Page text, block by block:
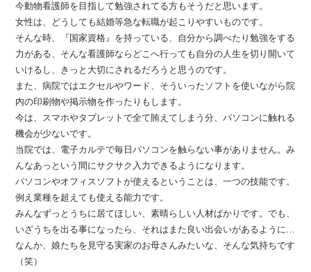
今動物看護師を目指して勉強されてる方もそうだと思います。
女性は、どうしても結婚等急な転職が起こりやすいものです。
そんな時、『国家資格』を持っている、自分から調べたり勉強をする
力がある、そんな看護師ならどこへ行っても自分の人生を切り開いて
いけるし、きっと大切にされるだろうと思うのです。
また、病院ではエクセルやワード、そういったソフトを使いながら院
内の印刷物や掲示物を作ったりもします。
今は、スマホやタブレットで全て賄えてしまう分、パソコンに触れる
機会が少ないです。
当院では、電子カルテで毎日パソコンを触らない事がありません。み
んなあっという間にサクサク入力できるようになります。
パソコンやオフィスソフトが使えるということは、一つの技能です。
例え業種を超えても使える能力です。
みんなずっとうちに居てほしい、素晴らしい人材ばかりです。でも、
いざうちを出る事になったら、それはまた良い出会いがあるように…
なんか、娘たちを見守る実家のお母さんみたいな、そんな気持ちです
（笑）